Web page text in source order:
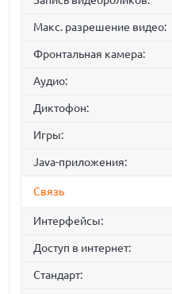
Макс. разрешение видео:
Фронтальная камера:
Аудио:
Диктофон:
Игры:
Java-приложения:
Связь
Интерфейсы:
Доступ в интернет:
Стандарт: